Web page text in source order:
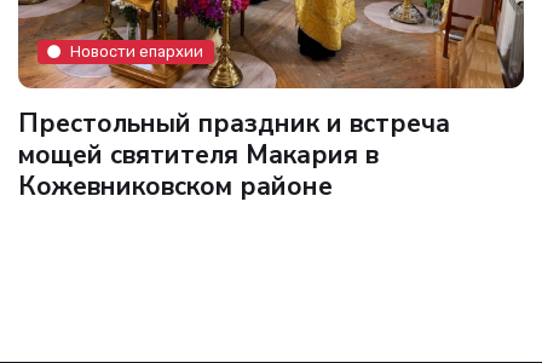
Новости епархии
Престольный праздник и встреча
мощей святителя Макария в
Кожевниковском районе